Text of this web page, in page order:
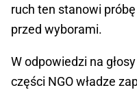
ruch ten stanowi
przed wyborami.
W odpowiedzi na
części NGO władze